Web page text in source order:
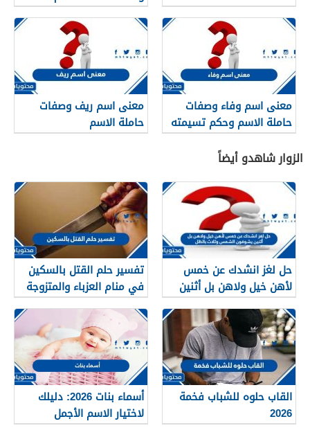
معنى اسم وفاء وصفات
حاملة الاسم وحكم تسيمته
في الإسلام
معنى اسم ريف وصفات
حاملة الاسم
الزوار شاهدو أيضاً
حل لغز انشدك عن خمس
لأهن خيل ولاهن بل أثنين
يشوفون الشمس وثلاث
بالظل
تفسير حلم القتل بالسكين
في منام العزباء والمتزوجة
والحامل بالتفصيل
القاب حلوه للشباب فخمة
2026
أسماء بنات 2026: دليلك
لاختيار الاسم الأجمل